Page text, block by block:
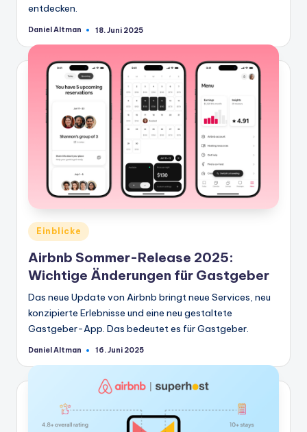
entdecken.
Geschrieben
Daniel Altman 18. Juni 2025
Veröffentlicht
in
Einblicke
Airbnb Sommer-Release 2025:
Wichtige Änderungen für Gastgeber
Das neue Update von Airbnb bringt neue Services, neu
konzipierte Erlebnisse und eine neu gestaltete
Gastgeber-App. Das bedeutet es für Gastgeber.
Geschrieben
Daniel Altman 16. Juni 2025